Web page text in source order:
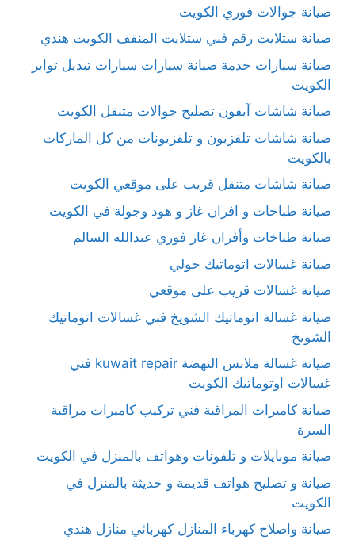
صيانة جوالات فوري الكويت
صيانة ستلايت رقم فني ستلايت المنقف الكويت هندي
صيانة سيارات خدمة صيانة سيارات سيارات تبديل تواير
الكويت
صيانة شاشات آيفون تصليح جوالات متنقل الكويت
صيانة شاشات تلفزيون و تلفزيونات من كل الماركات
بالكويت
صيانة شاشات متنقل قريب على موقعي الكويت
صيانة طباخات و افران غاز و هود وجولة في الكويت
صيانة طباخات وأفران غاز فوري عبدالله السالم
صيانة غسالات اتوماتيك حولي
صيانة غسالات قريب على موقعي
صيانة غسالة اتوماتيك الشويخ فني غسالات اتوماتيك
الشويخ
صيانة غسالة ملابس النهضة kuwait repair فني
غسالات اوتوماتيك الكويت
صيانة كاميرات المراقبة فني تركيب كاميرات مراقبة
السرة
صيانة موبايلات و تلفونات وهواتف بالمنزل في الكويت
صيانة و تصليح هواتف قديمة و حديثة بالمنزل في
الكويت
صيانة واصلاح كهرباء المنازل كهربائي منازل هندي